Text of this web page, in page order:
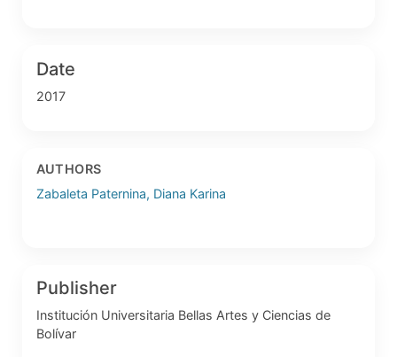
Date
2017
AUTHORS
Zabaleta Paternina, Diana Karina
Publisher
Institución Universitaria Bellas Artes y Ciencias de
Bolívar